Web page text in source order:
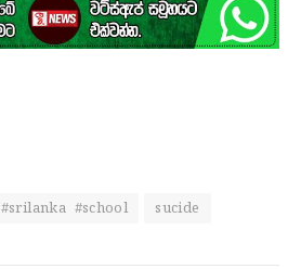
#srilanka #school sucide